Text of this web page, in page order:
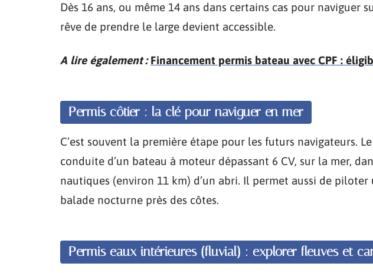
Dès 16 ans, ou même 14 ans dans certains cas pour naviguer
rêve de prendre le large devient accessible.
A lire également : Financement permis bateau avec CPF :
Permis côtier : la clé pour naviguer en mer
C’est souvent la première étape pour les futurs navigateurs.
conduite d’un bateau à moteur dépassant 6 CV, sur la mer,
nautiques (environ 11 km) d’un abri. Il permet aussi de
balade nocturne près des côtes.
Permis eaux intérieures (fluvial) : explorer fleuves et